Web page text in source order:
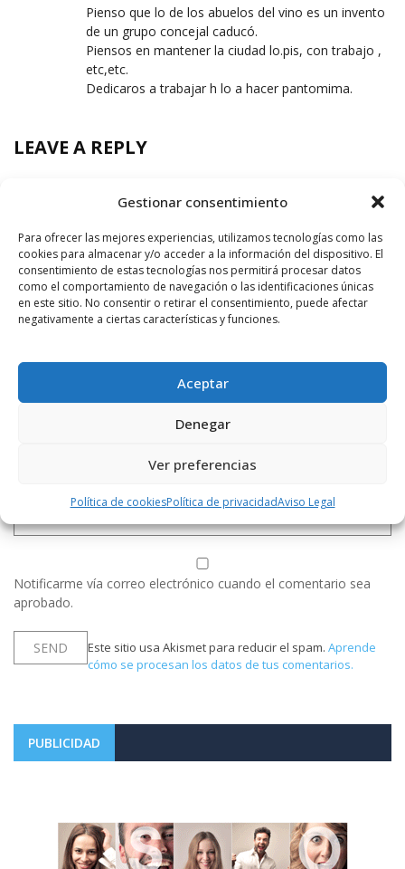
Gestionar consentimiento
Para ofrecer las mejores experiencias, utilizamos tecnologías como las
cookies para almacenar y/o acceder a la información del dispositivo. El
consentimiento de estas tecnologías nos permitirá procesar datos
como el comportamiento de navegación o las identificaciones únicas
en este sitio. No consentir o retirar el consentimiento, puede afectar
negativamente a ciertas características y funciones.
Aceptar
Denegar
Ver preferencias
Política de cookiesPolítica de privacidadAviso Legal
Pienso que lo de los abuelos del vino es un invento
de un grupo concejal caducó.
Piensos en mantener la ciudad lo.pis, con trabajo ,
etc,etc.
Dedicaros a trabajar h lo a hacer pantomima.
LEAVE A REPLY
Notificarme vía correo electrónico cuando el comentario sea
aprobado.
Este sitio usa Akismet para reducir el spam. Aprende
cómo se procesan los datos de tus comentarios.
PUBLICIDAD